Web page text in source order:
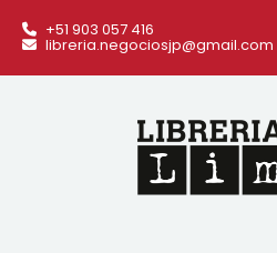
+51 903 057 416
libreria.negociosjp@gmail.com